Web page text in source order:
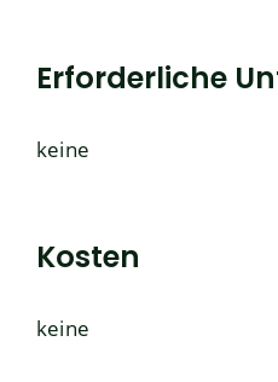
Erforderliche
keine
Kosten
keine